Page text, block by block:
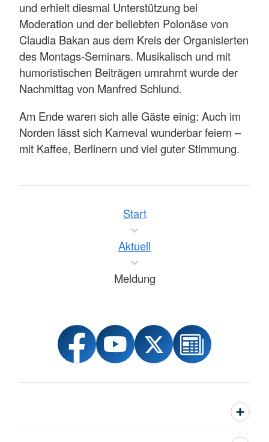
und erhielt diesmal Unterstützung bei
Moderation und der beliebten Polonäse von
Claudia Bakan aus dem Kreis der Organisierten
des Montags-Seminars. Musikalisch und mit
humoristischen Beiträgen umrahmt wurde der
Nachmittag von Manfred Schlund.
Am Ende waren sich alle Gäste einig: Auch im
Norden lässt sich Karneval wunderbar feiern –
mit Kaffee, Berlinern und viel guter Stimmung.
Start
Aktuell
Meldung